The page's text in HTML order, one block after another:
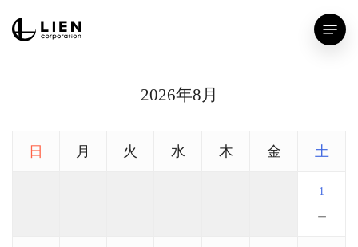
Menu
2026年8月
日 月 火 水 木 金 土
1
－